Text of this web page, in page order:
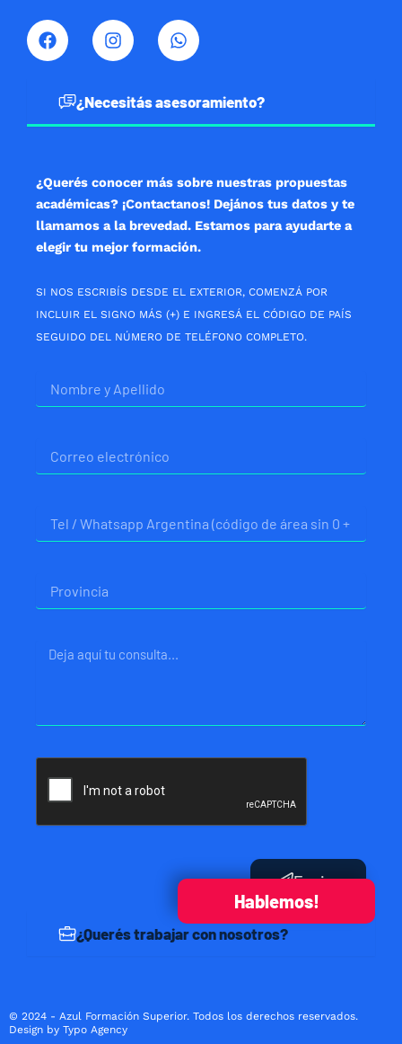
Hablemos!
F
a
c
I
n
s
a
W
h
a
s
¿Necesitás asesoramiento?
¿Querés trabajar con nosotros?
¿Querés conocer más sobre nuestras propuestas
académicas? ¡Contactanos! Dejános tus datos y te
llamamos a la brevedad. Estamos para ayudarte a
elegir tu mejor formación.
SI NOS ESCRIBÍS DESDE EL EXTERIOR, COMENZÁ POR
INCLUIR EL SIGNO MÁS (+) E INGRESÁ EL CÓDIGO DE PAÍS
SEGUIDO DEL NÚMERO DE TELÉFONO COMPLETO.
electrónico
Mensaje
Enviar
© 2024 - Azul Formación Superior. Todos los derechos reservados.
Design by Typo Agency